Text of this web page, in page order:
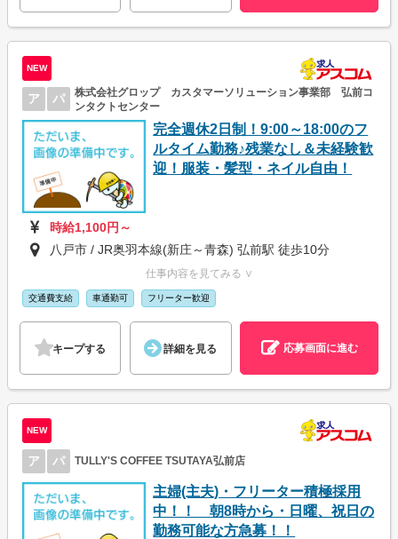
NEW
ア パ
株式会社グロップ カスタマーソリューション事業部 弘前コ
ンタクトセンター
完全週休2日制！9:00～18:00のフ
ルタイム勤務♪残業なし＆未経験歓
迎！服装・髪型・ネイル自由！
時給1,100円～
八戸市 / JR奥羽本線(新庄～青森) 弘前駅 徒歩10分
仕事内容を見てみる ∨
交通費支給 車通勤可 フリーター歓迎
キープする 詳細を見る 応募画面に進む
NEW
ア パ TULLY'S COFFEE TSUTAYA弘前店
主婦(主夫)・フリーター積極採用
中！！ 朝8時から・日曜、祝日の
勤務可能な方急募！！